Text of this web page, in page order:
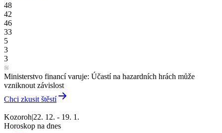
48
42
46
33
5
3
3
Ministerstvo financí varuje: Účastí na hazardních hrách může
vzniknout závislost
Chci zkusit štěstí
Kozoroh|22. 12. - 19. 1.
Horoskop na dnes